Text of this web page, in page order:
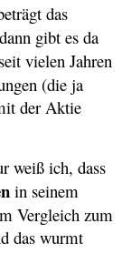
das
gibt es da
vielen Jahren
(die ja
der Aktie
weiß ich, dass
in seinem
Vergleich zum
das wurmt